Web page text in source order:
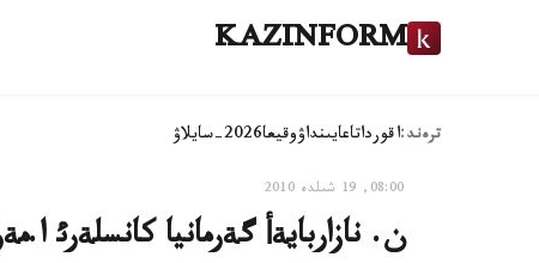
KAZINFORM
ترەند:اقورداتاعايىنداۋوقيعا2026-سايلاۋ
08:00, 19 شىلدە 2010
ن. نازاربايةأ گةرمانيا كانسلةرئ